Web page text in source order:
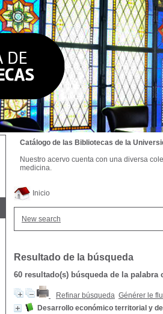
Inicio
New search
Resultado de la búsqueda
60 resultado(s) búsqueda de la palabra
Refinar búsqueda Générer le
Desarrollo económico territorial y
Catálogo de las Bibliotecas de la
Nuestro acervo cuenta con una diversa
medicina.